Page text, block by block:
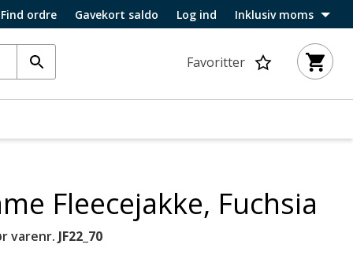
Find ordre Gavekort saldo Log ind Inklusiv moms
Favoritter
Fleecejakke, Fuchsia
varenr. JF22_70